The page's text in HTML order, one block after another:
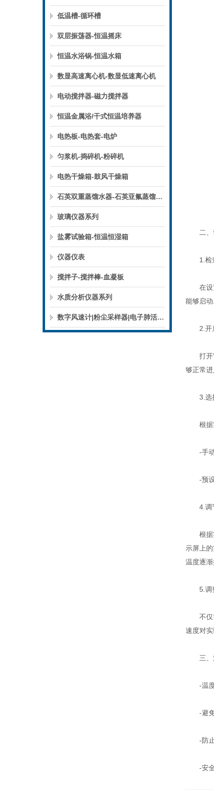
低温槽-循环槽
双层振荡器-恒温摇床
恒温水浴锅-恒温水箱
数显高速离心机-数显低速离心机
电动搅拌器-磁力搅拌器
恒温金属浴/干式恒温培养器
电热板-电热套-电炉
匀浆机-捣碎机-粉碎机
电热干燥箱-鼓风干燥箱
石英双重蒸馏水器-石英亚氟蒸馏水器
玻璃仪器系列
盐雾试验箱-恒温恒湿箱
仪器仪表
搅拌子-搅拌棒-血凝板
水质分析仪器系列
数字风速计|粉尘采样器|电子肺活量计
二、
1.检
在设置
能够启
2.开
打开它
够正常
3.选择
根据实
-手动
-预设
4.调节
根据实
示屏上
温度逐渐
5.调
不仅需
速度对
三、
-温度
-避免
-防止
-安全